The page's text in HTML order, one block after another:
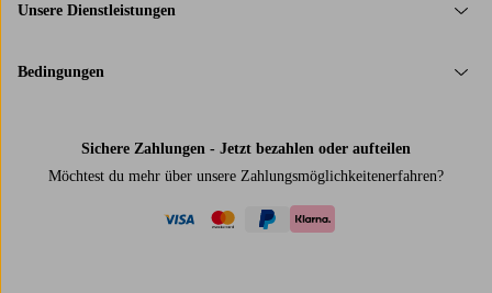
Unsere Dienstleistungen
Bedingungen
Sichere Zahlungen - Jetzt bezahlen oder aufteilen
Möchtest du mehr über unsere Zahlungsmöglichkeitenerfahren?